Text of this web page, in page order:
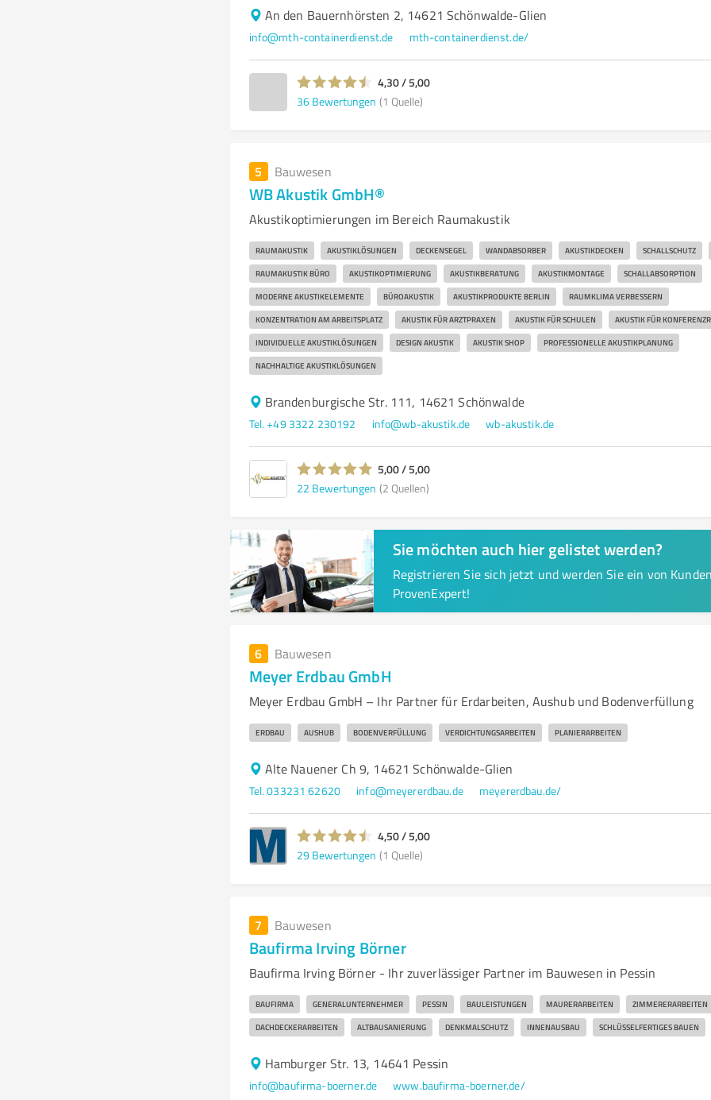
An den Bauernhörsten 2, 14621 Schönwalde-Glien
info@mth-containerdienst.de mth-containerdienst.de/
4,30 / 5,00
36 Bewertungen (1 Quelle)
5 Bauwesen
WB Akustik GmbH®
Akustikoptimierungen im Bereich Raumakustik
RAUMAKUSTIK AKUSTIKLÖSUNGEN DECKENSEGEL WANDABSORBER AKUSTIKDECKEN SCHALLSCHUTZ
RAUMAKUSTIK BÜRO AKUSTIKOPTIMIERUNG AKUSTIKBERATUNG AKUSTIKMONTAGE SCHALLABSORPTION
MODERNE AKUSTIKELEMENTE BÜROAKUSTIK AKUSTIKPRODUKTE BERLIN RAUMKLIMA VERBESSERN
KONZENTRATION AM ARBEITSPLATZ AKUSTIK FÜR ARZTPRAXEN AKUSTIK FÜR SCHULEN AKUSTIK FÜR
INDIVIDUELLE AKUSTIKLÖSUNGEN DESIGN AKUSTIK AKUSTIK SHOP PROFESSIONELLE AKUSTIKPLANUNG
NACHHALTIGE AKUSTIKLÖSUNGEN
Brandenburgische Str. 111, 14621 Schönwalde
Tel. +49 3322 230192 info@wb-akustik.de wb-akustik.de
5,00 / 5,00
22 Bewertungen (2 Quellen)
Sie möchten auch hier gelistet werden?
Registrieren Sie sich jetzt und werden Sie ein von
ProvenExpert!
6 Bauwesen
Meyer Erdbau GmbH
Meyer Erdbau GmbH – Ihr Partner für Erdarbeiten, Aushub und Bodenverfüllung
ERDBAU AUSHUB BODENVERFÜLLUNG VERDICHTUNGSARBEITEN PLANIERARBEITEN
Alte Nauener Ch 9, 14621 Schönwalde-Glien
Tel. 033231 62620 info@meyererdbau.de meyererdbau.de/
4,50 / 5,00
29 Bewertungen (1 Quelle)
7 Bauwesen
Baufirma Irving Börner
Baufirma Irving Börner - Ihr zuverlässiger Partner im Bauwesen in Pessin
BAUFIRMA GENERALUNTERNEHMER PESSIN BAULEISTUNGEN MAURERARBEITEN ZIMMERERARBEITEN
DACHDECKERARBEITEN ALTBAUSANIERUNG DENKMALSCHUTZ INNENAUSBAU SCHLÜSSELFERTIGES BAUEN
Hamburger Str. 13, 14641 Pessin
info@baufirma-boerner.de www.baufirma-boerner.de/